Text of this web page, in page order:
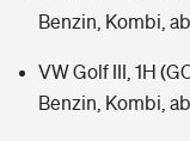
Benzin, Kombi,
VW Golf III, 1H
Benzin, Kombi,